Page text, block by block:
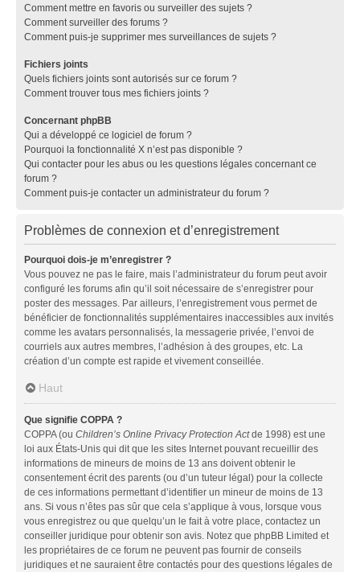
Comment mettre en favoris ou surveiller des sujets ?
Comment surveiller des forums ?
Comment puis-je supprimer mes surveillances de sujets ?
Fichiers joints
Quels fichiers joints sont autorisés sur ce forum ?
Comment trouver tous mes fichiers joints ?
Concernant phpBB
Qui a développé ce logiciel de forum ?
Pourquoi la fonctionnalité X n’est pas disponible ?
Qui contacter pour les abus ou les questions légales concernant ce
forum ?
Comment puis-je contacter un administrateur du forum ?
Problèmes de connexion et d’enregistrement
Pourquoi dois-je m’enregistrer ?
Vous pouvez ne pas le faire, mais l’administrateur du forum peut avoir
configuré les forums afin qu’il soit nécessaire de s’enregistrer pour
poster des messages. Par ailleurs, l’enregistrement vous permet de
bénéficier de fonctionnalités supplémentaires inaccessibles aux invités
comme les avatars personnalisés, la messagerie privée, l’envoi de
courriels aux autres membres, l’adhésion à des groupes, etc. La
création d’un compte est rapide et vivement conseillée.
Haut
Que signifie COPPA ?
COPPA (ou Children’s Online Privacy Protection Actde 1998) est une
loi aux États-Unis qui dit que les sites Internet pouvant recueillir des
informations de mineurs de moins de 13 ans doivent obtenir le
consentement écrit des parents (ou d’un tuteur légal) pour la collecte
de ces informations permettant d’identifier un mineur de moins de 13
ans. Si vous n’êtes pas sûr que cela s’applique à vous, lorsque vous
vous enregistrez ou que quelqu’un le fait à votre place, contactez un
conseiller juridique pour obtenir son avis. Notez que phpBB Limited et
les propriétaires de ce forum ne peuvent pas fournir de conseils
juridiques et ne sauraient être contactés pour des questions légales de